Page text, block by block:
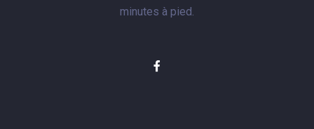
minutes à pied.